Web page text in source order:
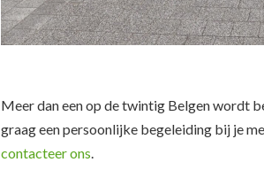
Meer dan een op de twintig Belgen wordt
graag een persoonlijke begeleiding bij je
contacteer ons.